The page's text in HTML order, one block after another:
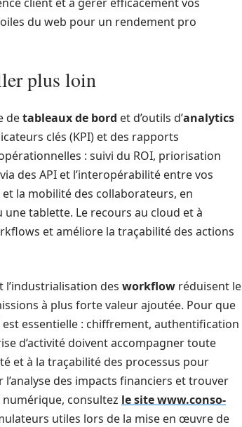
du web pour un rendement pro
plus loin
detableaux de bord et d’outils d’analytics
clés (KPI) et des rapports
: suivi du ROI, priorisation
des API et l’interopérabilité entre vos
la mobilité des collaborateurs, en
tablette. Le recours au cloud et à
et améliore la traçabilité des actions
l’industrialisation des workflow réduisent le
à plus forte valeur ajoutée. Pour que
est essentielle : chiffrement, authentification
d’activité doivent accompagner toute
et à la traçabilité des processus pour
des impacts financiers et trouver
consultez le site www.conso-
utiles lors de la mise en œuvre de